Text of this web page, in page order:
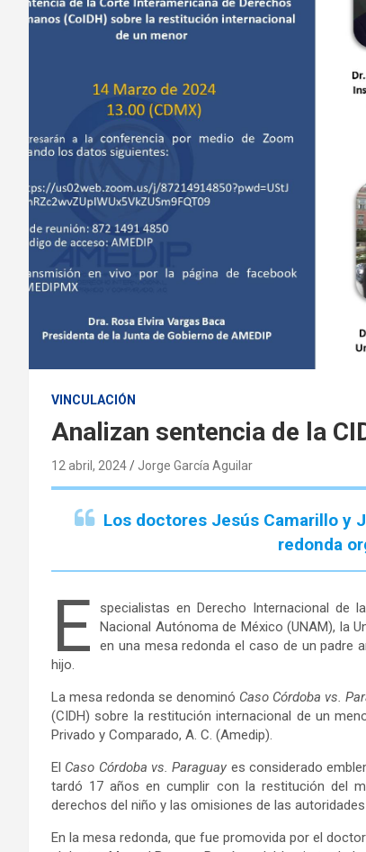
VINCULACIÓN
Analizan sentencia de la
12 abril, 2024 Jorge García Aguilar
Los doctores Jesús Camarillo y
redonda
E
specialistas en Derecho Internacional de
Nacional Autónoma de México (UNAM), la
en una mesa redonda el caso de un padre
hijo.
La mesa redonda se denominó Caso Córdoba vs.
(CIDH) sobre la restitución internacional de un
Privado y Comparado, A. C. (Amedip).
El Caso Córdoba vs. Paraguay es considerado
tardó 17 años en cumplir con la restitución del
derechos del niño y las omisiones de las
En la mesa redonda, que fue promovida por el